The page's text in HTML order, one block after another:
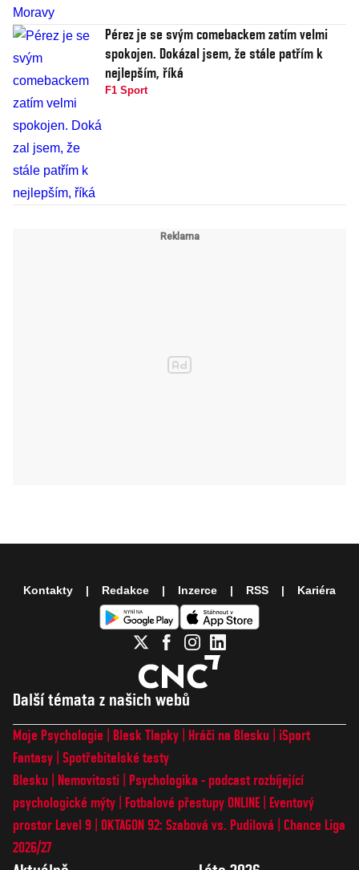
Pérez je se svým comebackem zatím velmi
spokojen. Dokázal jsem, že stále patřím k
nejlepším, říká
F1 Sport
Další témata z našich webů
Moje Psychologie Blesk Tlapky Hráči na Blesku
iSport
Fantasy Spotřebitelské testy
Blesku
Nemovitosti
Psychologika - podcast rozbíjející
psychologické mýty
Fotbalové přestupy ONLINE
Eventový
prostor Level 9 OKTAGON 92: Szabová vs. Pudilová
Chance Liga
2026/27
Kontakty Redakce Inzerce RSS Kariéra